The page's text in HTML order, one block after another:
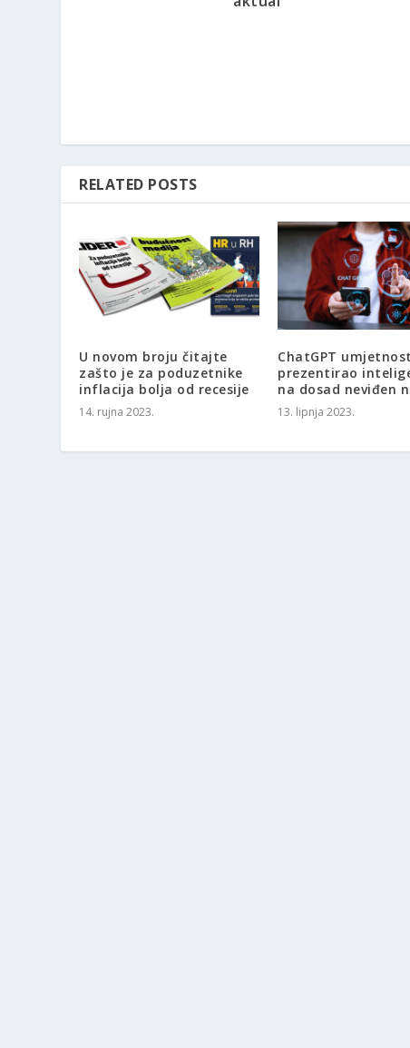
RELATED POSTS
U novom broju čitajte
zašto je za poduzetnike
inflacija bolja od recesije
14. rujna 2023.
ChatGPT
prezentirao
na dosad neviđen
13. lipnja 2023.